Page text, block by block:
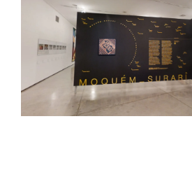
MEDPLEX VERA